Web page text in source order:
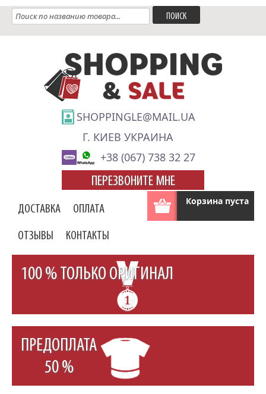
SHOPPINGLE@MAIL.UA
Г. КИЕВ УКРАИНА
+38 (067) 738 32 27
ПЕРЕЗВОНИТЕ МНЕ
Корзина пуста
ДОСТАВКА ОПЛАТА
ОТЗЫВЫ КОНТАКТЫ
100 % ТОЛЬКО ОРИГИНАЛ
ПРЕДОПЛАТА
50 %